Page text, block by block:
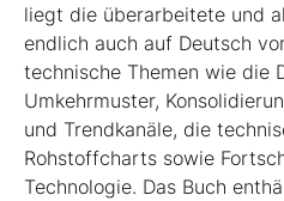
liegt die überarbeitete und
endlich auch auf Deutsch
technische Themen wie die
Umkehrmuster,
und Trend­kanäle, die
Rohstoffcharts sowie
Technologie. Das Buch